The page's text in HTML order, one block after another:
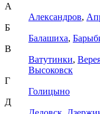
А
Александров,
Б
Балашиха,
В
Ватутинки,
Высоковск
Г
Голицыно
Д